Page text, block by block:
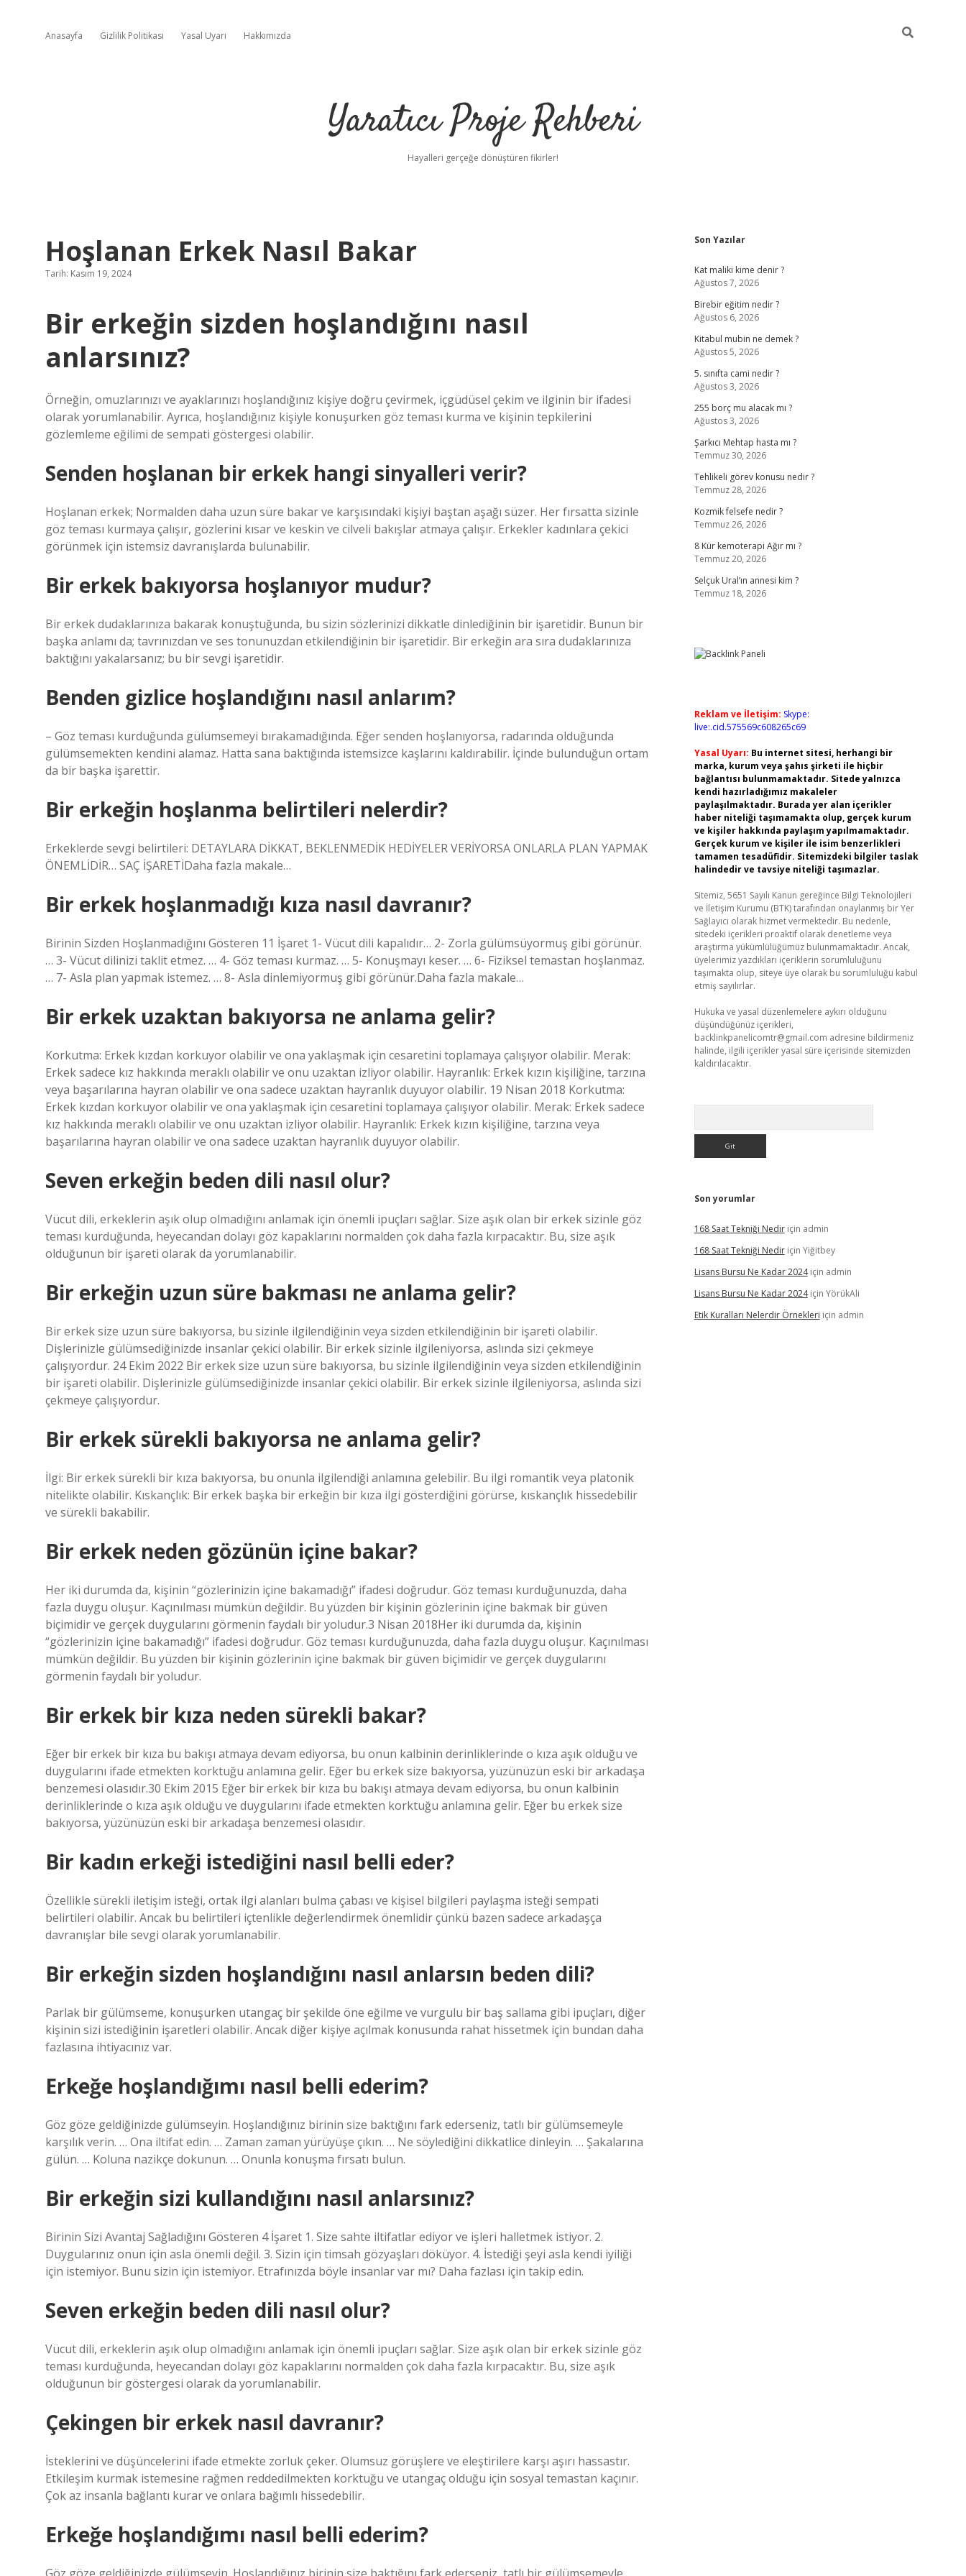
Anasayfa Gizlilik Politikası Yasal Uyarı Hakkımızda
Yaratıcı Proje Rehberi
Hayalleri gerçeğe dönüştüren fikirler!
Hoşlanan Erkek Nasıl Bakar
Tarih: Kasım 19, 2024
Bir erkeğin sizden hoşlandığını nasıl
anlarsınız?
Örneğin, omuzlarınızı ve ayaklarınızı hoşlandığınız kişiye doğru çevirmek, içgüdüsel çekim ve ilginin bir ifadesi
olarak yorumlanabilir. Ayrıca, hoşlandığınız kişiyle konuşurken göz teması kurma ve kişinin tepkilerini
gözlemleme eğilimi de sempati göstergesi olabilir.
Senden hoşlanan bir erkek hangi sinyalleri verir?
Hoşlanan erkek; Normalden daha uzun süre bakar ve karşısındaki kişiyi baştan aşağı süzer. Her fırsatta sizinle
göz teması kurmaya çalışır, gözlerini kısar ve keskin ve cilveli bakışlar atmaya çalışır. Erkekler kadınlara çekici
görünmek için istemsiz davranışlarda bulunabilir.
Bir erkek bakıyorsa hoşlanıyor mudur?
Bir erkek dudaklarınıza bakarak konuştuğunda, bu sizin sözlerinizi dikkatle dinlediğinin bir işaretidir. Bunun bir
başka anlamı da; tavrınızdan ve ses tonunuzdan etkilendiğinin bir işaretidir. Bir erkeğin ara sıra dudaklarınıza
baktığını yakalarsanız; bu bir sevgi işaretidir.
Benden gizlice hoşlandığını nasıl anlarım?
– Göz teması kurduğunda gülümsemeyi bırakamadığında. Eğer senden hoşlanıyorsa, radarında olduğunda
gülümsemekten kendini alamaz. Hatta sana baktığında istemsizce kaşlarını kaldırabilir. İçinde bulunduğun ortam
da bir başka işarettir.
Bir erkeğin hoşlanma belirtileri nelerdir?
Erkeklerde sevgi belirtileri: DETAYLARA DİKKAT, BEKLENMEDİK HEDİYELER VERİYORSA ONLARLA PLAN YAPMAK
ÖNEMLİDİR… SAÇ İŞARETİDaha fazla makale…
Bir erkek hoşlanmadığı kıza nasıl davranır?
Birinin Sizden Hoşlanmadığını Gösteren 11 İşaret 1- Vücut dili kapalıdır… 2- Zorla gülümsüyormuş gibi görünür.
… 3- Vücut dilinizi taklit etmez. … 4- Göz teması kurmaz. … 5- Konuşmayı keser. … 6- Fiziksel temastan hoşlanmaz.
… 7- Asla plan yapmak istemez. … 8- Asla dinlemiyormuş gibi görünür.Daha fazla makale…
Bir erkek uzaktan bakıyorsa ne anlama gelir?
Korkutma: Erkek kızdan korkuyor olabilir ve ona yaklaşmak için cesaretini toplamaya çalışıyor olabilir. Merak:
Erkek sadece kız hakkında meraklı olabilir ve onu uzaktan izliyor olabilir. Hayranlık: Erkek kızın kişiliğine, tarzına
veya başarılarına hayran olabilir ve ona sadece uzaktan hayranlık duyuyor olabilir. 19 Nisan 2018 Korkutma:
Erkek kızdan korkuyor olabilir ve ona yaklaşmak için cesaretini toplamaya çalışıyor olabilir. Merak: Erkek sadece
kız hakkında meraklı olabilir ve onu uzaktan izliyor olabilir. Hayranlık: Erkek kızın kişiliğine, tarzına veya
başarılarına hayran olabilir ve ona sadece uzaktan hayranlık duyuyor olabilir.
Seven erkeğin beden dili nasıl olur?
Vücut dili, erkeklerin aşık olup olmadığını anlamak için önemli ipuçları sağlar. Size aşık olan bir erkek sizinle göz
teması kurduğunda, heyecandan dolayı göz kapaklarını normalden çok daha fazla kırpacaktır. Bu, size aşık
olduğunun bir işareti olarak da yorumlanabilir.
Bir erkeğin uzun süre bakması ne anlama gelir?
Bir erkek size uzun süre bakıyorsa, bu sizinle ilgilendiğinin veya sizden etkilendiğinin bir işareti olabilir.
Dişlerinizle gülümsediğinizde insanlar çekici olabilir. Bir erkek sizinle ilgileniyorsa, aslında sizi çekmeye
çalışıyordur. 24 Ekim 2022 Bir erkek size uzun süre bakıyorsa, bu sizinle ilgilendiğinin veya sizden etkilendiğinin
bir işareti olabilir. Dişlerinizle gülümsediğinizde insanlar çekici olabilir. Bir erkek sizinle ilgileniyorsa, aslında sizi
çekmeye çalışıyordur.
Bir erkek sürekli bakıyorsa ne anlama gelir?
İlgi: Bir erkek sürekli bir kıza bakıyorsa, bu onunla ilgilendiği anlamına gelebilir. Bu ilgi romantik veya platonik
nitelikte olabilir. Kıskançlık: Bir erkek başka bir erkeğin bir kıza ilgi gösterdiğini görürse, kıskançlık hissedebilir
ve sürekli bakabilir.
Bir erkek neden gözünün içine bakar?
Her iki durumda da, kişinin “gözlerinizin içine bakamadığı” ifadesi doğrudur. Göz teması kurduğunuzda, daha
fazla duygu oluşur. Kaçınılması mümkün değildir. Bu yüzden bir kişinin gözlerinin içine bakmak bir güven
biçimidir ve gerçek duygularını görmenin faydalı bir yoludur.3 Nisan 2018Her iki durumda da, kişinin
“gözlerinizin içine bakamadığı” ifadesi doğrudur. Göz teması kurduğunuzda, daha fazla duygu oluşur. Kaçınılması
mümkün değildir. Bu yüzden bir kişinin gözlerinin içine bakmak bir güven biçimidir ve gerçek duygularını
görmenin faydalı bir yoludur.
Bir erkek bir kıza neden sürekli bakar?
Eğer bir erkek bir kıza bu bakışı atmaya devam ediyorsa, bu onun kalbinin derinliklerinde o kıza aşık olduğu ve
duygularını ifade etmekten korktuğu anlamına gelir. Eğer bu erkek size bakıyorsa, yüzünüzün eski bir arkadaşa
benzemesi olasıdır.30 Ekim 2015 Eğer bir erkek bir kıza bu bakışı atmaya devam ediyorsa, bu onun kalbinin
derinliklerinde o kıza aşık olduğu ve duygularını ifade etmekten korktuğu anlamına gelir. Eğer bu erkek size
bakıyorsa, yüzünüzün eski bir arkadaşa benzemesi olasıdır.
Bir kadın erkeği istediğini nasıl belli eder?
Özellikle sürekli iletişim isteği, ortak ilgi alanları bulma çabası ve kişisel bilgileri paylaşma isteği sempati
belirtileri olabilir. Ancak bu belirtileri içtenlikle değerlendirmek önemlidir çünkü bazen sadece arkadaşça
davranışlar bile sevgi olarak yorumlanabilir.
Bir erkeğin sizden hoşlandığını nasıl anlarsın beden dili?
Parlak bir gülümseme, konuşurken utangaç bir şekilde öne eğilme ve vurgulu bir baş sallama gibi ipuçları, diğer
kişinin sizi istediğinin işaretleri olabilir. Ancak diğer kişiye açılmak konusunda rahat hissetmek için bundan daha
fazlasına ihtiyacınız var.
Erkeğe hoşlandığımı nasıl belli ederim?
Göz göze geldiğinizde gülümseyin. Hoşlandığınız birinin size baktığını fark ederseniz, tatlı bir gülümsemeyle
karşılık verin. … Ona iltifat edin. … Zaman zaman yürüyüşe çıkın. … Ne söylediğini dikkatlice dinleyin. … Şakalarına
gülün. … Koluna nazikçe dokunun. … Onunla konuşma fırsatı bulun.
Bir erkeğin sizi kullandığını nasıl anlarsınız?
Birinin Sizi Avantaj Sağladığını Gösteren 4 İşaret 1. Size sahte iltifatlar ediyor ve işleri halletmek istiyor. 2.
Duygularınız onun için asla önemli değil. 3. Sizin için timsah gözyaşları döküyor. 4. İstediği şeyi asla kendi iyiliği
için istemiyor. Bunu sizin için istemiyor. Etrafınızda böyle insanlar var mı? Daha fazlası için takip edin.
Seven erkeğin beden dili nasıl olur?
Vücut dili, erkeklerin aşık olup olmadığını anlamak için önemli ipuçları sağlar. Size aşık olan bir erkek sizinle göz
teması kurduğunda, heyecandan dolayı göz kapaklarını normalden çok daha fazla kırpacaktır. Bu, size aşık
olduğunun bir göstergesi olarak da yorumlanabilir.
Çekingen bir erkek nasıl davranır?
İsteklerini ve düşüncelerini ifade etmekte zorluk çeker. Olumsuz görüşlere ve eleştirilere karşı aşırı hassastır.
Etkileşim kurmak istemesine rağmen reddedilmekten korktuğu ve utangaç olduğu için sosyal temastan kaçınır.
Çok az insanla bağlantı kurar ve onlara bağımlı hissedebilir.
Erkeğe hoşlandığımı nasıl belli ederim?
Sidebar
Son Yazılar
Kat maliki kime denir ?
Ağustos 7, 2026
Birebir eğitim nedir ?
Ağustos 6, 2026
Kitabul mubin ne demek ?
Ağustos 5, 2026
5. sınıfta cami nedir ?
Ağustos 3, 2026
255 borç mu alacak mı ?
Ağustos 3, 2026
Şarkıcı Mehtap hasta mı ?
Temmuz 30, 2026
Tehlikeli görev konusu nedir ?
Temmuz 28, 2026
Kozmik felsefe nedir ?
Temmuz 26, 2026
8 Kür kemoterapi Ağır mı ?
Temmuz 20, 2026
Selçuk Ural’ın annesi kim ?
Temmuz 18, 2026
Reklam ve İletişim: Skype:
live:.cid.575569c608265c69
Yasal Uyarı: Bu internet sitesi, herhangi bir
marka, kurum veya şahıs şirketi ile hiçbir
bağlantısı bulunmamaktadır. Sitede yalnızca
kendi hazırladığımız makaleler
paylaşılmaktadır. Burada yer alan içerikler
haber niteliği taşımamakta olup, gerçek kurum
ve kişiler hakkında paylaşım yapılmamaktadır.
Gerçek kurum ve kişiler ile isim benzerlikleri
tamamen tesadüfidir. Sitemizdeki bilgiler taslak
halindedir ve tavsiye niteliği taşımazlar.
Sitemiz, 5651 Sayılı Kanun gereğince Bilgi Teknolojileri
ve İletişim Kurumu (BTK) tarafından onaylanmış bir Yer
Sağlayıcı olarak hizmet vermektedir. Bu nedenle,
sitedeki içerikleri proaktif olarak denetleme veya
araştırma yükümlülüğümüz bulunmamaktadır. Ancak,
üyelerimiz yazdıkları içeriklerin sorumluluğunu
taşımakta olup, siteye üye olarak bu sorumluluğu kabul
etmiş sayılırlar.
Hukuka ve yasal düzenlemelere aykırı olduğunu
düşündüğünüz içerikleri,
backlinkpanelicomtr@gmail.com adresine bildirmeniz
halinde, ilgili içerikler yasal süre içerisinde sitemizden
kaldırılacaktır.
Son yorumlar
168 Saat Tekniği Nediriçin admin
168 Saat Tekniği Nediriçin Yiğitbey
Lisans Bursu Ne Kadar 2024için admin
Lisans Bursu Ne Kadar 2024için YörükAli
Etik Kuralları Nelerdir Örnekleri için admin
https://betci.co/vd casino giriş